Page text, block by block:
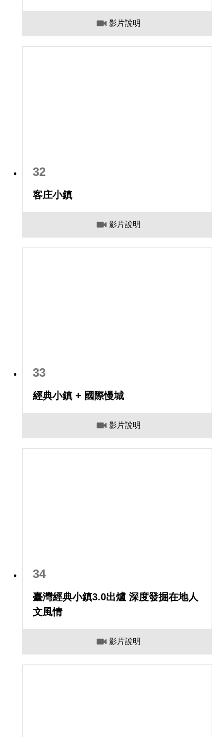
影片說明
32
客庄小鎮
影片說明
33
經典小鎮 + 國際慢城
影片說明
34
臺灣經典小鎮3.0出爐 深度發掘在地人
文風情
影片說明